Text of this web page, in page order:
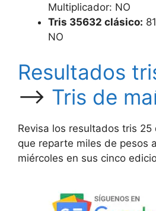
Multiplicador: NO
Tris 35632 clásico:
NO
Resultados
—–> Tris de
Revisa los resultados tris
que reparte miles de pesos
miércoles en sus cinco